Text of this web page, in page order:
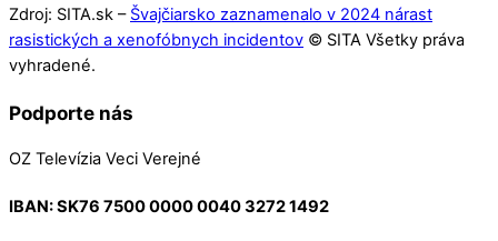
Zdroj: SITA.sk – Švajčiarsko zaznamenalo v 2024 nárast
rasistických a xenofóbnych incidentov © SITA Všetky práva
vyhradené.
Podporte nás
OZ Televízia Veci Verejné
IBAN:SK76 7500 0000 0040 3272 1492